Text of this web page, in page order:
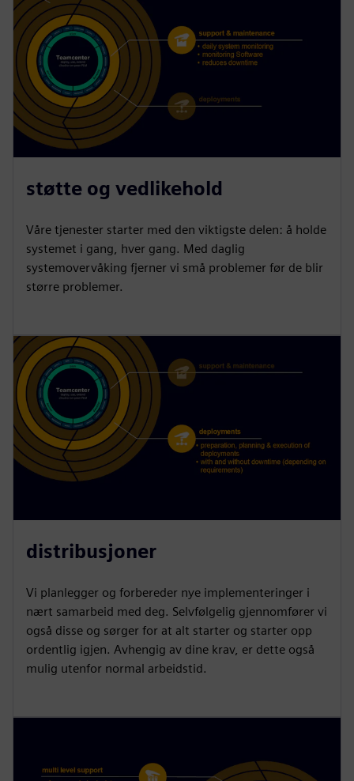
støtte og vedlikehold
Våre tjenester starter med den viktigste delen: å holde
systemet i gang, hver gang. Med daglig
systemovervåking fjerner vi små problemer før de blir
større problemer.
distribusjoner
Vi planlegger og forbereder nye implementeringer i
nært samarbeid med deg. Selvfølgelig gjennomfører vi
også disse og sørger for at alt starter og starter opp
ordentlig igjen. Avhengig av dine krav, er dette også
mulig utenfor normal arbeidstid.